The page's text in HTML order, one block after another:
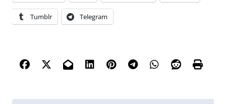
Tumblr Telegram